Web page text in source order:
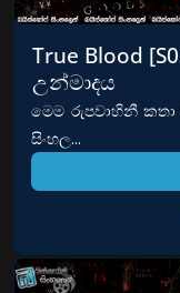
True Blood
උන්මාදය
මෙම රුපවාහිනී කතා
සිංහල...